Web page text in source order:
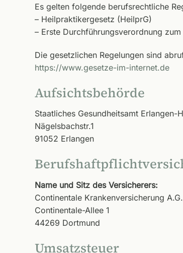
Es gelten folgende berufsrechtliche
– Heilpraktikergesetz (HeilprG)
– Erste Durchführungsverordnung
Die gesetzlichen Regelungen sind
https://www.gesetze-im-internet.de
Aufsichtsbehörde
Staatliches Gesundheitsamt Erlangen-
Nägelsbachstr.1
91052 Erlangen
Name und Sitz des Versicherers:
Continentale Krankenversicherung A.G.
Continentale-Allee 1
44269 Dortmund
Umsatzsteuer